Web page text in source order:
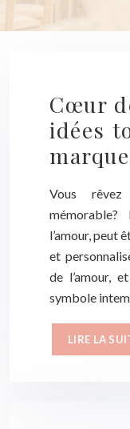
Cœur
idées
Vous
l’amour, peut
et
de l’amour,
symbole
LIRE LA